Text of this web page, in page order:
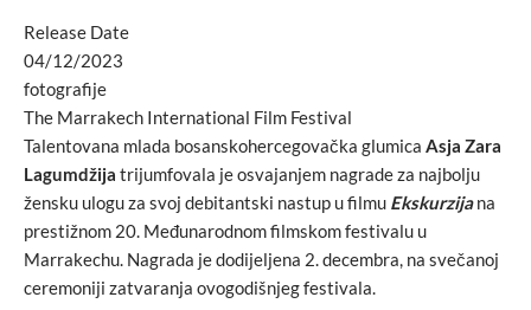
Release Date
04/12/2023
fotografije
The Marrakech International Film Festival
Talentovana mlada bosanskohercegovačka glumica Asja Zara
Lagumdžija trijumfovala je osvajanjem nagrade za najbolju
žensku ulogu za svoj debitantski nastup u filmu Ekskurzijana
prestižnom 20. Međunarodnom filmskom festivalu u
Marrakechu. Nagrada je dodijeljena 2. decembra, na svečanoj
ceremoniji zatvaranja ovogodišnjeg festivala.